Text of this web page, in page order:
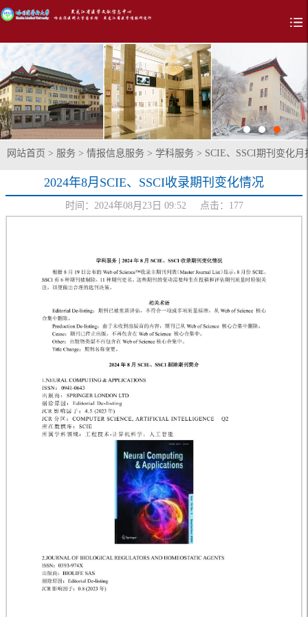
网站首页 > 服务 > 情报信息服务 > 学科服务 > SCIE、SSCI期刊变化月
2024年8月SCIE、SSCI收录期刊变化情况
时间：2024年08月23日 09:52 点击： 177